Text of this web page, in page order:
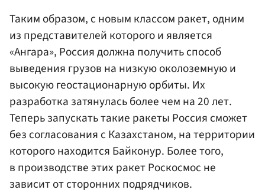
Таким образом, с новым классом ракет, одним
из представителей которого и является
«Ангара», Россия должна получить способ
выведения грузов на низкую околоземную и
высокую геостационарную орбиты. Их
разработка затянулась более чем на 20 лет.
Теперь запускать такие ракеты Россия сможет
без согласования с Казахстаном, на территории
которого находится Байконур. Более того,
в производстве этих ракет Роскосмос не
зависит от сторонних подрядчиков.